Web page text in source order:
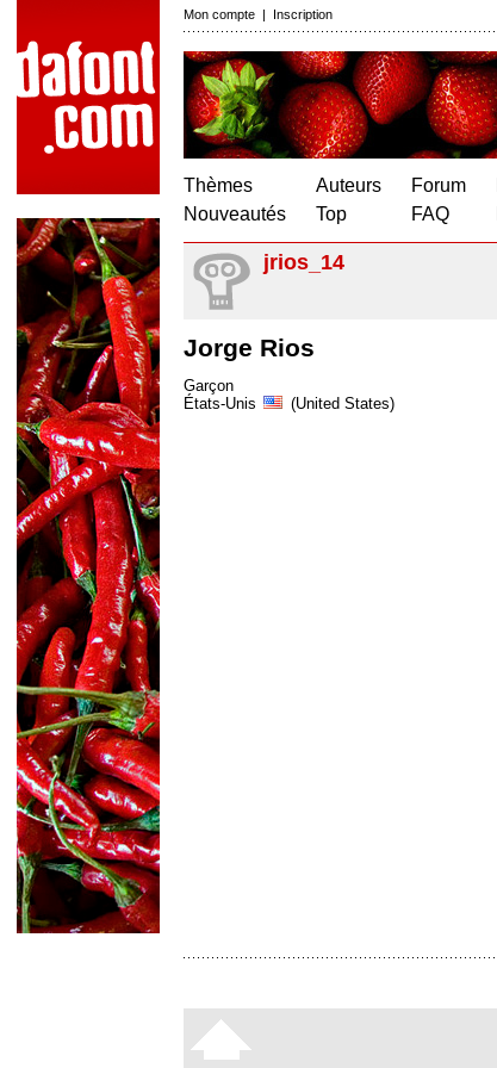
Mon compte | Inscription
Thèmes
Nouveautés
Auteurs
Top
Forum
FAQ
jrios_14
Jorge Rios
Garçon
États-Unis
(United States)